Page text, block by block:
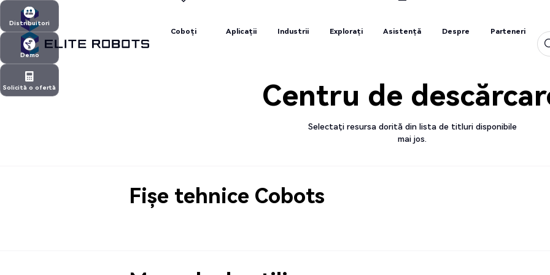
Distribuitori
Distribuitori
Demo
Demo
Solicită o ofertă
Coboți
Aplicații
Industrii
Explorați
Asistență
Despre
Parteneri
Centru de
Selectați resursa dorită din lista de titluri disponibile
mai jos.
Fișe tehnice Cobots